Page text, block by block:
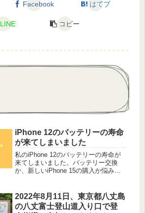
Facebook はてブ
LINE コピー
iPhone 12のバッテリーの寿命
が来てしまいました
私のiPhone 12のバッテリーの寿命が
来てしまいました。バッテリー交換
か、新しいiPhone 15の購入か悩みま
購入にしました。
2022年8月11日、東京都八丈島
の八丈富士登山道入り口で登